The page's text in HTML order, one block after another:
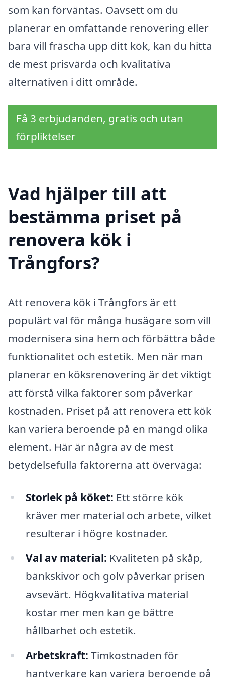
som kan förväntas. Oavsett om du
planerar en omfattande renovering eller
bara vill fräscha upp ditt kök, kan du hitta
de mest prisvärda och kvalitativa
alternativen i ditt område.
Få 3 erbjudanden, gratis och utan
förpliktelser
Vad hjälper till att
bestämma priset på
renovera kök i
Trångfors?
Att renovera kök i Trångfors är ett
populärt val för många husägare som vill
modernisera sina hem och förbättra både
funktionalitet och estetik. Men när man
planerar en köksrenovering är det viktigt
att förstå vilka faktorer som påverkar
kostnaden. Priset på att renovera ett kök
kan variera beroende på en mängd olika
element. Här är några av de mest
betydelsefulla faktorerna att överväga:
Storlek på köket: Ett större kök
kräver mer material och arbete, vilket
resulterar i högre kostnader.
Val av material: Kvaliteten på skåp,
bänkskivor och golv påverkar prisen
avsevärt. Högkvalitativa material
kostar mer men kan ge bättre
hållbarhet och estetik.
Arbetskraft: Timkostnaden för
hantverkare kan variera beroende på